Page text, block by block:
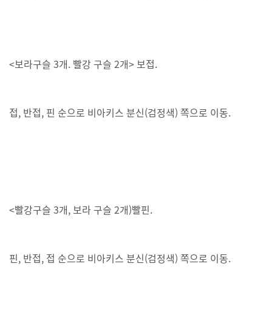
<보라구슬 3개. 빨강 구슬 2개> 보접.
접, 반접, 핀 순으로 비아키스 분신(검정색) 쪽으로 이동.
<빨강구슬 3개, 보라 구슬 2개)빨핀.
핀, 반접, 접 순으로 비아키스 분신(검정색) 쪽으로 이동.